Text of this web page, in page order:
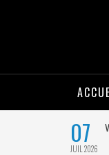
07
JUIL 2026